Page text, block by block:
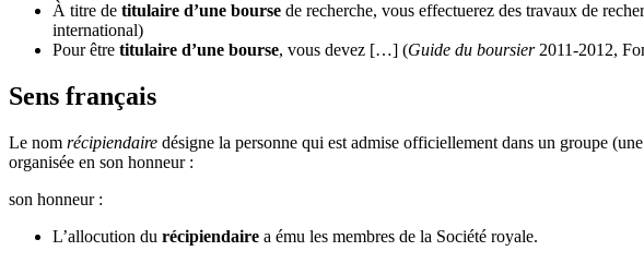
À titre de titulaire d’une bourse de recherche, vous effectuerez des travaux de
international)
Pour être titulaire d’une bourse, vous devez […] (Guide du boursier2011-2012,
Sens français
Le nom récipiendaire désigne la personne qui est admise officiellement dans un groupe
organisée en son honneur :
son honneur :
L’allocution du récipiendaire a ému les membres de la Société royale.